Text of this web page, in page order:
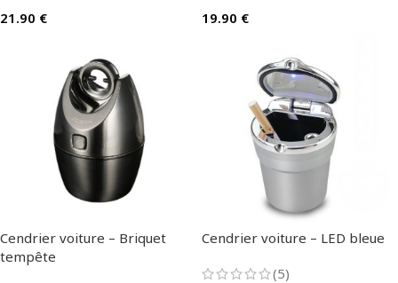
21.90 € 19.90 €
Cendrier voiture – Briquet
tempête
Cendrier voiture – LED bleue
(5)